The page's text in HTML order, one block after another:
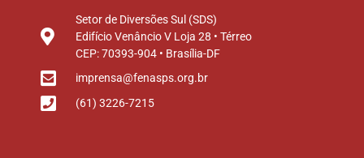
Setor de Diversões Sul (SDS)
Edifício Venâncio V Loja 28 • Térreo
CEP: 70393-904 • Brasília-DF
imprensa@fenasps.org.br
(61) 3226-7215